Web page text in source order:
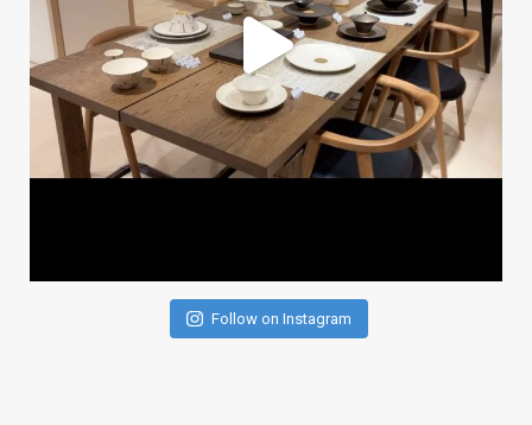
Follow on Instagram